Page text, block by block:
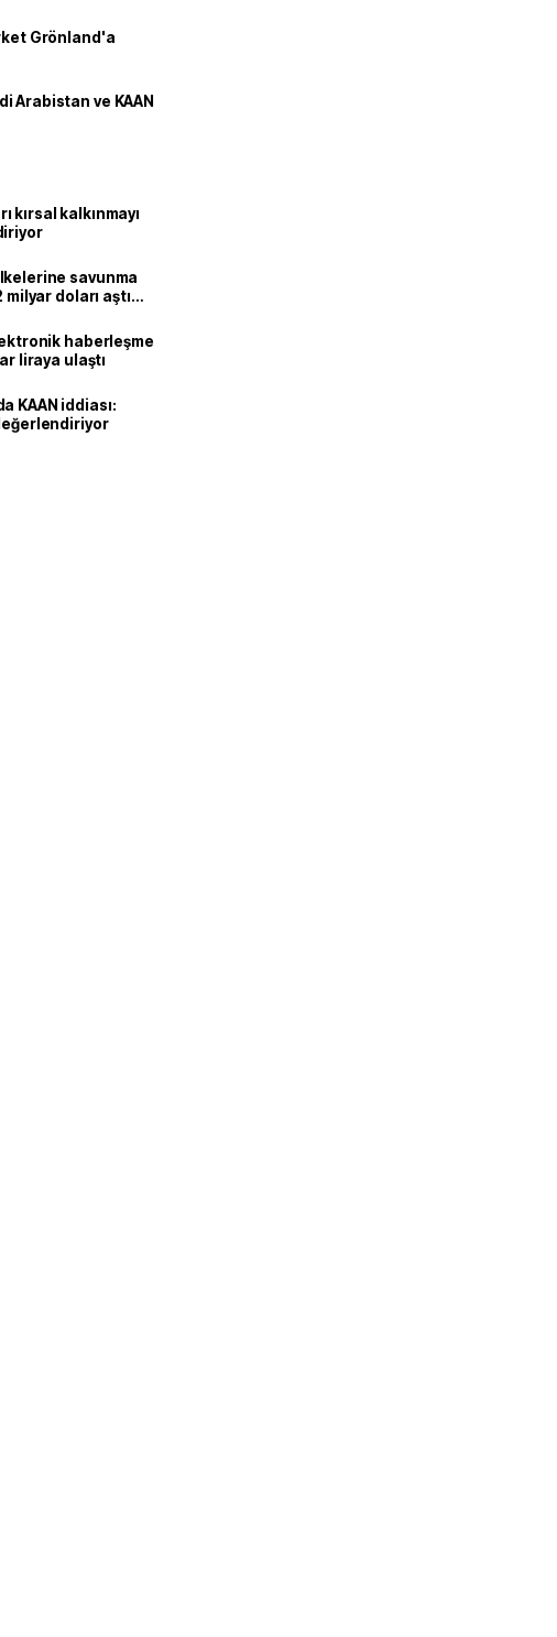
Grönland'a
Arabistan ve KAAN
kırsal kalkınmayı
savunma
doları aştı
haberleşme
liraya ulaştı
KAAN iddiası:
değerlendiriyor